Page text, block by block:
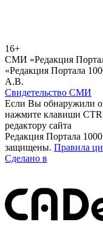
16+
СМИ «Редакция
«Редакция Портала
А.В.
Свидетельство СМИ
Если Вы обнаружили
нажмите клавиши
редактору сайта
Редакция Портала
защищены. Правила
Сделано в